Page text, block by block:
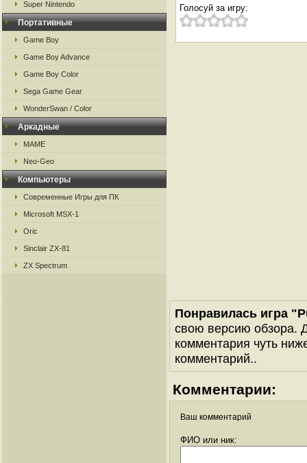
Super Nintendo
Портативные
Game Boy
Game Boy Advance
Game Boy Color
Sega Game Gear
WonderSwan / Color
Аркадные
MAME
Neo-Geo
Компьютеры
Современные Игры для ПК
Microsoft MSX-1
Oric
Sinclair ZX-81
ZX Spectrum
Голосуй за игру:
Понравилась игра
свою версию обзора.
комментария чуть
комментарий..
Комментарии:
Ваш комментарий
ФИО или ник: